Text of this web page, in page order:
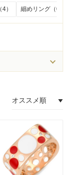
） 細めリング（0）